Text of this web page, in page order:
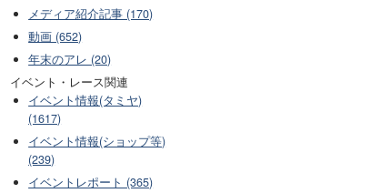
メディア紹介記事 (170)
動画 (652)
年末のアレ (20)
イベント・レース関連
イベント情報(タミヤ)
(1617)
イベント情報(ショップ等)
(239)
イベントレポート (365)